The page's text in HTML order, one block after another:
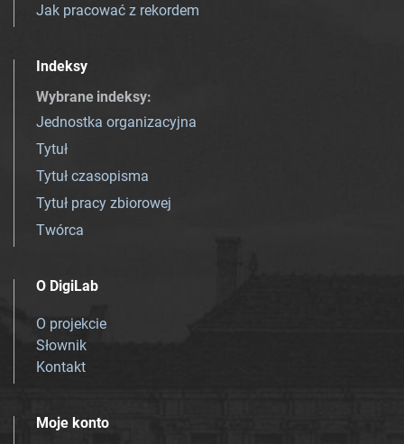
Jak pracować z rekordem
Indeksy
Wybrane indeksy:
Jednostka organizacyjna
Tytuł
Tytuł czasopisma
Tytuł pracy zbiorowej
Twórca
O DigiLab
O projekcie
Słownik
Kontakt
Moje konto